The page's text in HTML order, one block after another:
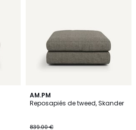
AM.PM
Reposapiés de tweed, Skander
839.00 €
3
Colores